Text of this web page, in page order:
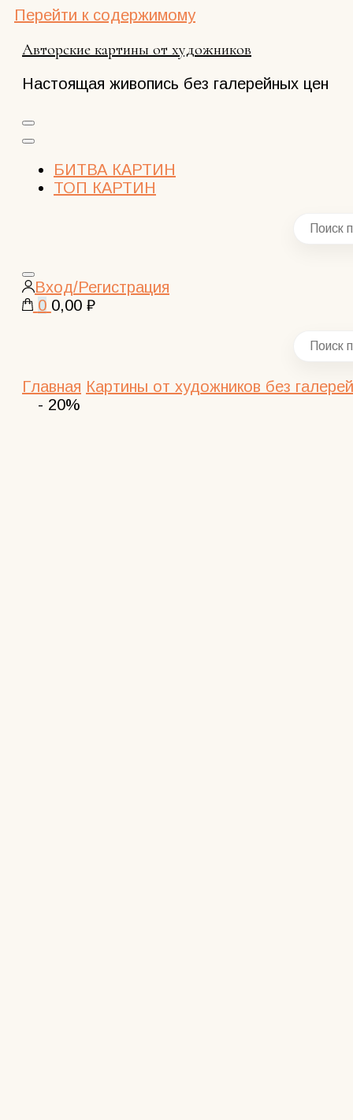
Перейти к содержимому
Авторские картины от художников
Настоящая живопись без галерейных цен
БИТВА КАРТИН
ТОП КАРТИН
Закрыть
поиск
Вход/Регистрация
0 0,00 ₽
Главная Картины от художников без
- 20%